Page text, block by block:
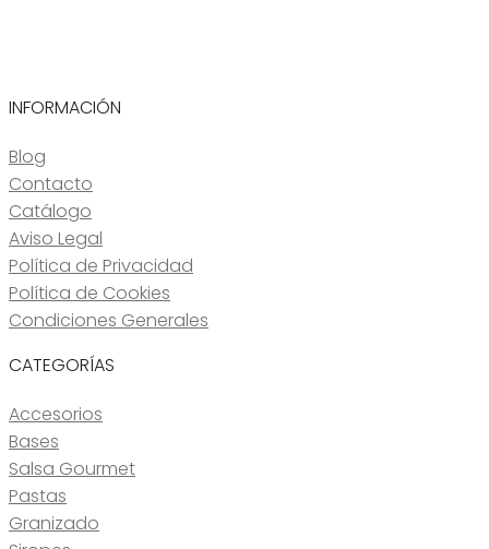
INFORMACIÓN
Blog
Contacto
Catálogo
Aviso Legal
Política de Privacidad
Política de Cookies
Condiciones Generales
CATEGORÍAS
Accesorios
Bases
Salsa Gourmet
Pastas
Granizado